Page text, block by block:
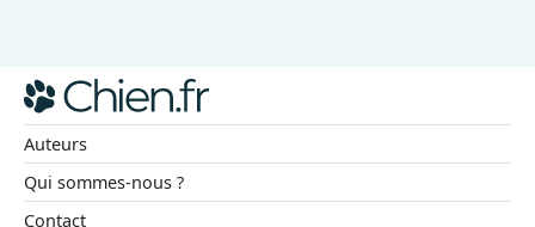
Auteurs
Qui sommes-nous ?
Contact